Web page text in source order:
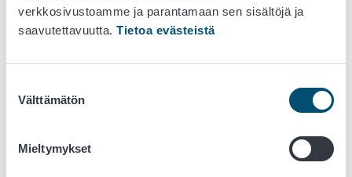
verkkosivustoamme ja parantamaan sen sisältöjä ja
saavutettavuutta. Tietoa evästeistä
valinta
Välttämätön
Mieltymykset
Elinvoimakeskuksissa hoidetaan 1.1.2026 alkaen
maaseudun kehittämistukien, maatalouden
toimeenpanotehtäviä. Elinvoimakeskukset vastaavat myös
maataloustukien ja elintarvikeketjun valvontatehtävistä.
mehiläistalouden tuen toimeenpanosta, Lounais-Suomen